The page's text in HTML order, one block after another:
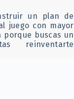
un plan de
juego con mayor
porque buscas un
reinventarte